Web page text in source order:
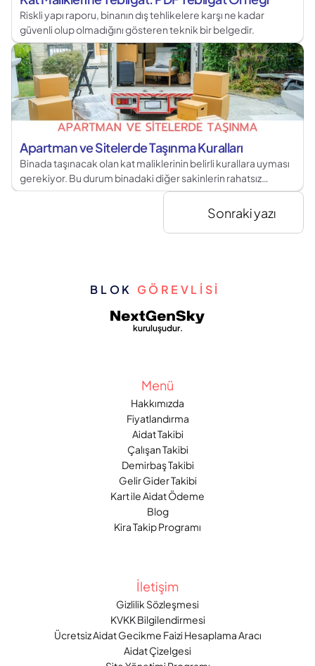
Sonraki yazı
Riskli yapı raporu, binanın dış tehlikelere karşı ne kadar
güvenli olup olmadığını gösteren teknik bir belgedir.
Apartman ve Sitelerde Taşınma Kuralları
Binada taşınacak olan kat maliklerinin belirli kurallara uyması
gerekiyor. Bu durum binadaki diğer sakinlerin rahatsız
olmasını ve anlaşmazlıkların yaşanmasının önüne
BLOK GÖREVLİSİ
kuruluşudur.
Menü
Hakkımızda
Fiyatlandırma
Aidat Takibi
Çalışan Takibi
Demirbaş Takibi
Gelir Gider Takibi
Kart ile Aidat Ödeme
Blog
Kira Takip Programı
İletişim
Gizlilik Sözleşmesi
KVKK Bilgilendirmesi
Ücretsiz Aidat Gecikme Faizi Hesaplama Aracı
Aidat Çizelgesi